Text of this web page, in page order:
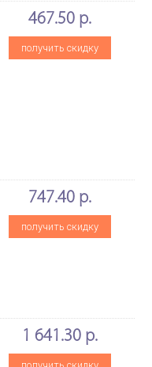
467.50 р.
получить скидку
747.40 р.
получить скидку
1 641.30 р.